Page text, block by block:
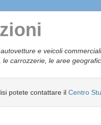
e veicoli
carrozzerie, le aree
potete contattare il Centro